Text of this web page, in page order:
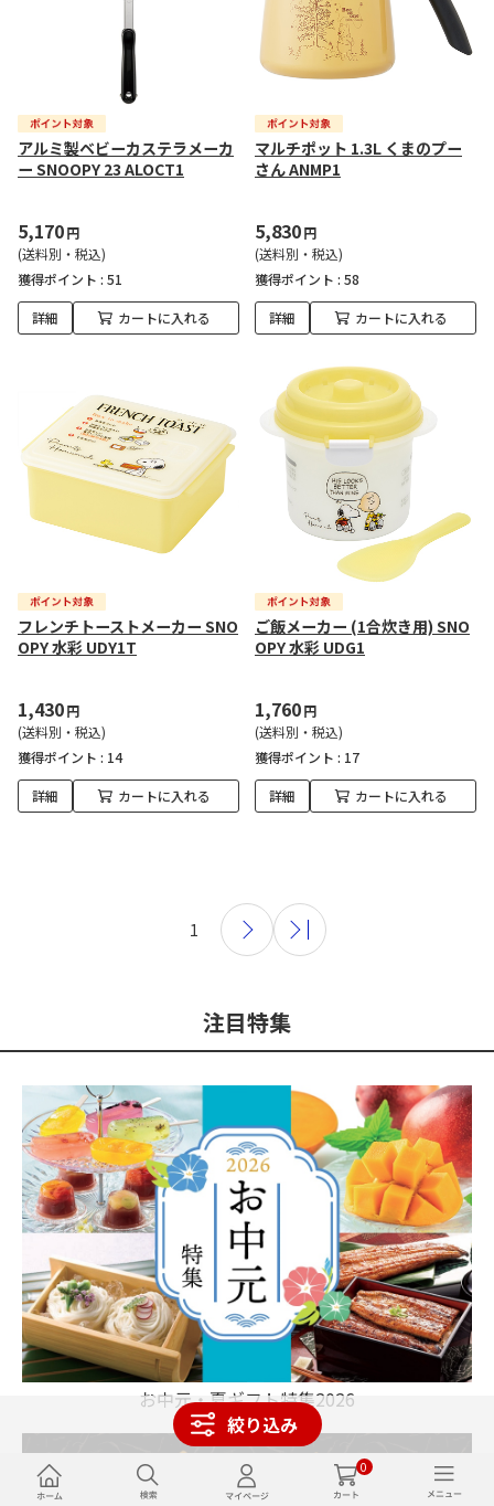
0
絞り込み
アルミ製ベビーカステラメーカ
ー SNOOPY 23 ALOCT1
5,170円
(送料別・税込)
獲得ポイント : 51
詳細 カートに入れる
マルチポット 1.3L くまのプー
さん ANMP1
5,830円
(送料別・税込)
獲得ポイント : 58
詳細 カートに入れる
フレンチトーストメーカー SNO
OPY 水彩 UDY1T
1,430円
(送料別・税込)
獲得ポイント : 14
詳細 カートに入れる
ご飯メーカー (1合炊き用) SNO
OPY 水彩 UDG1
1,760円
(送料別・税込)
獲得ポイント : 17
詳細 カートに入れる
1
注目特集
お中元・夏ギフト特集2026